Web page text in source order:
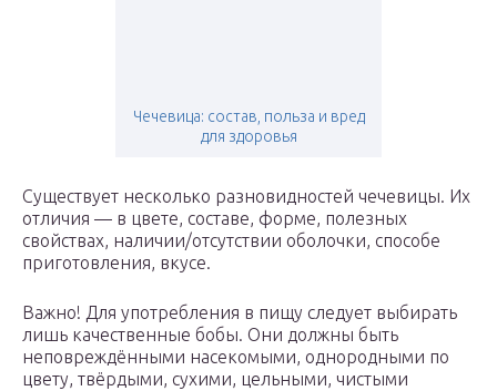
Чечевица: состав, польза и вред
для здоровья
Существует несколько разновидностей чечевицы. Их
отличия — в цвете, составе, форме, полезных
свойствах, наличии/отсутствии оболочки, способе
приготовления, вкусе.
Важно! Для употребления в пищу следует выбирать
лишь качественные бобы. Они должны быть
неповреждёнными насекомыми, однородными по
цвету, твёрдыми, сухими, цельными, чистыми